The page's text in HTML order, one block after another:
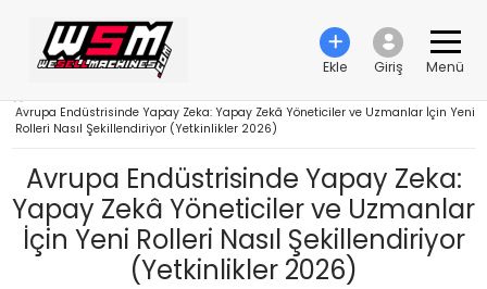
Ekle Giriş Menü
Avrupa Endüstrisinde Yapay Zeka: Yapay Zekâ Yöneticiler ve Uzmanlar İçin Yeni
Rolleri Nasıl Şekillendiriyor (Yetkinlikler 2026)
Avrupa Endüstrisinde Yapay Zeka:
Yapay Zekâ Yöneticiler ve Uzmanlar
İçin Yeni Rolleri Nasıl Şekillendiriyor
(Yetkinlikler 2026)